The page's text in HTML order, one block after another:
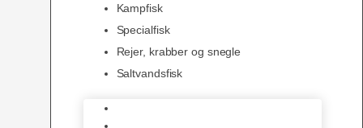
Kampfisk
Specialfisk
Rejer, krabber og snegle
Saltvandsfisk